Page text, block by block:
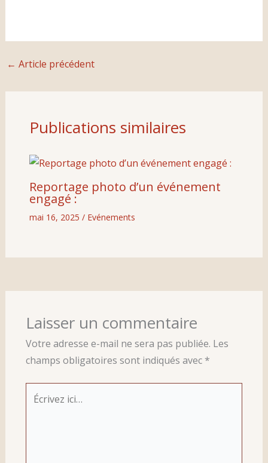
← Article précédent
Publications similaires
Reportage photo d’un événement
engagé :
mai 16, 2025 / Evénements
Laisser un commentaire
Votre adresse e-mail ne sera pas publiée. Les
champs obligatoires sont indiqués avec *
Écrivez